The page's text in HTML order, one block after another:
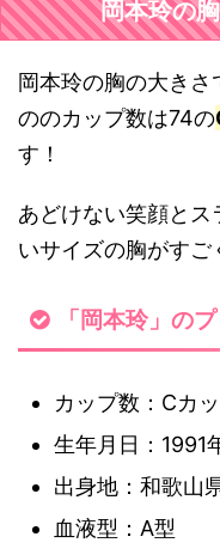
岡本玲の
岡本玲の胸の大き
ののカップ数は74の
す！
あどけない笑顔とス
いサイズの胸がすご
「岡本玲」の
カップ数：Cカ
生年月日：1991
出身地：和歌山
血液型：A型